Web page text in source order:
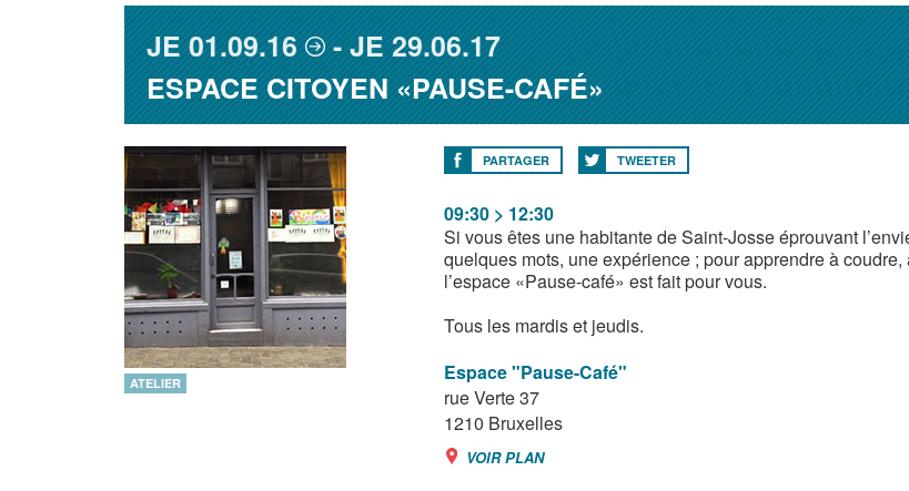
JE01.09.16 JE29.06.17
ESPACE CITOYEN «PAUSE-CAFÉ»
ATELIER
PARTAGER TWEETER
09:30 > 12:30
Si vous êtes une habitante de Saint-Josse éprouvant
quelques mots, une expérience ; pour apprendre à
l’espace «Pause-café» est fait pour vous.
Tous les mardis et jeudis.
Espace "Pause-Café"
rue Verte 37
1210 Bruxelles
VOIR PLAN